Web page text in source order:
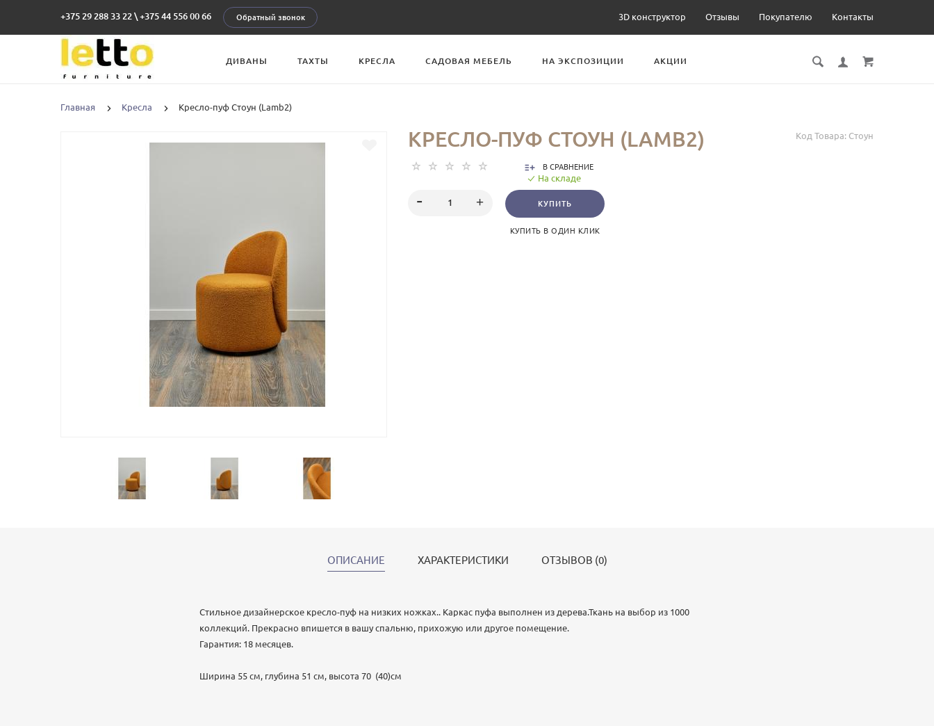
+375 29 288 33 22 \ +375 44 556 00 66 Обратный звонок 3D конструктор Отзывы Покупателю Контакты
ДИВАНЫ ТАХТЫ КРЕСЛА САДОВАЯ МЕБЕЛЬ НА ЭКСПОЗИЦИИ АКЦИИ
Главная Кресла Кресло-пуф Стоун (Lamb2)
Код Товара: Стоун
КРЕСЛО-ПУФ СТОУН (LAMB2)
В СРАВНЕНИЕ
На складе
КУПИТЬ
КУПИТЬ В ОДИН КЛИК
ОПИСАНИЕ ХАРАКТЕРИСТИКИ ОТЗЫВОВ (0)
Стильное дизайнерское кресло-пуф на низких ножках.. Каркас пуфа выполнен из дерева.Ткань на выбор из 1000
коллекций. Прекрасно впишется в вашу спальню, прихожую или другое помещение.
Гарантия: 18 месяцев.
Ширина 55 см, глубина 51 см, высота 70 (40)см